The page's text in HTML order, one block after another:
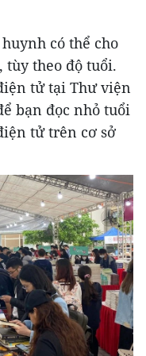
có thể cho
tùy theo độ tuổi.
tử tại Thư viện
bạn đọc nhỏ tuổi
tử trên cơ sở